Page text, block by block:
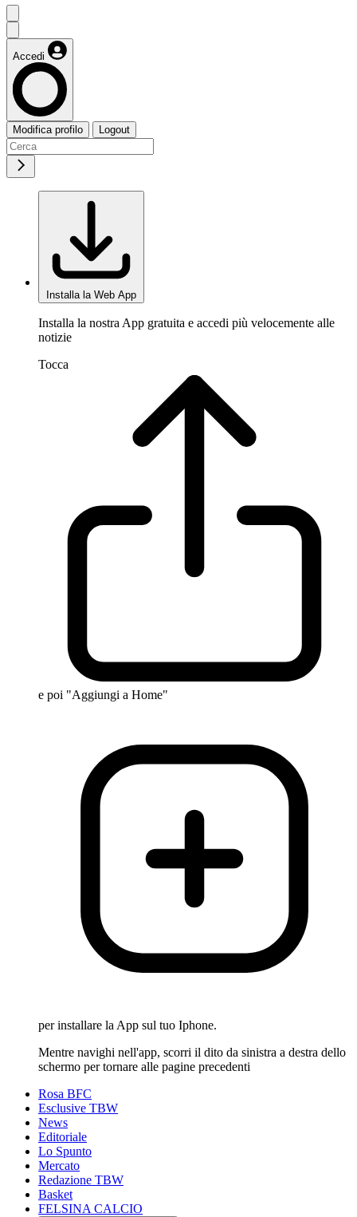
Accedi
Modifica profilo Logout
Installa la Web App
Installa la nostra App gratuita e accedi più velocemente alle
notizie
Tocca
e poi "Aggiungi a Home"
per installare la App sul tuo Iphone.
Mentre navighi nell'app, scorri il dito da sinistra a destra dello
schermo per tornare alle pagine precedenti
Rosa BFC
Esclusive TBW
News
Editoriale
Lo Spunto
Mercato
Redazione TBW
Basket
FELSINA CALCIO